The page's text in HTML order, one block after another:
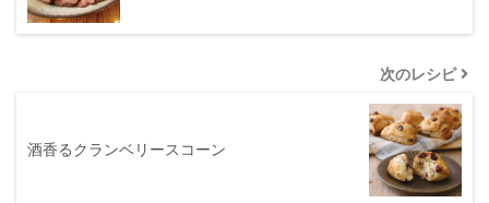
次のレシピ
酒香るクランベリースコーン